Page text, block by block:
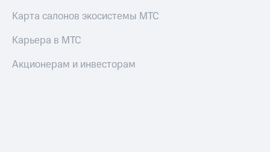
Карта салонов экосистемы МТС
Карьера в МТС
Акционерам и инвесторам